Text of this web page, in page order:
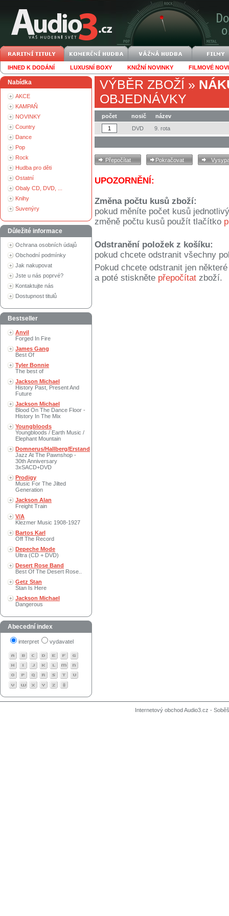
IHNED K DODÁNÍ LUXUSNÍ BOXY KNIŽNÍ NOVINKY FILMOVÉ
Nabídka
AKCE
KAMPAŇ
NOVINKY
Country
Dance
Pop
Rock
Hudba pro děti
Ostatní
Obaly CD, DVD, ...
Knihy
Suvenýry
Důležité informace
Ochrana osobních údajů
Obchodní podmínky
Jak nakupovat
Jste u nás poprvé?
Kontaktujte nás
Dostupnost titulů
Bestseller
Anvil
Forged In Fire
James Gang
Best Of
Tyler Bonnie
The best of
Jackson Michael
History Past, Present And
Future
Jackson Michael
Blood On The Dance Floor -
History In The Mix
Youngbloods
Youngbloods / Earth Music /
Elephant Mountain
Domnerus/Hallberg/Erstand
Jazz At The Pawnshop -
30th Anniversary
3xSACD+DVD
Prodigy
Music For The Jilted
Generation
Jackson Alan
Freight Train
V/A
Klezmer Music 1908-1927
Bartos Karl
Off The Record
Depeche Mode
Ultra (CD + DVD)
Desert Rose Band
Best Of The Desert Rose..
Getz Stan
Stan Is Here
Jackson Michael
Dangerous
Abecední index
interpret vydavatel
VÝBĚR ZBOŽÍ »
OBJEDNÁVKY
počet nosič
název
DVD
9. rota
UPOZORNĚNÍ:
Změna počtu kusů zboží:
pokud měníte počet kusů
změně počtu kusů použít tlačítko
Odstranění položek z košíku:
pokud chcete odstranit všechny
Pokud chcete odstranit jen
a poté stiskněte přepočítat zboží.
Internetový obchod Audio3.cz -